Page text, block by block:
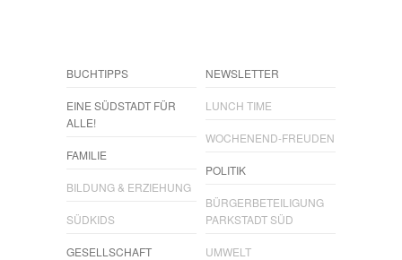
BUCHTIPPS
EINE SÜDSTADT FÜR
ALLE!
FAMILIE
BILDUNG & ERZIEHUNG
SÜDKIDS
GESELLSCHAFT
NEWSLETTER
LUNCH TIME
WOCHENEND-FREUDEN
POLITIK
BÜRGERBETEILIGUNG
PARKSTADT SÜD
UMWELT